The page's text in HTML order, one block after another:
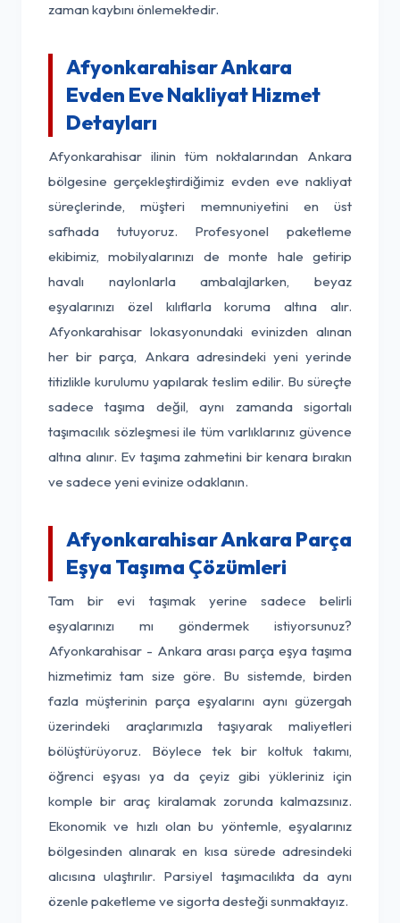
zaman kaybını önlemektedir.
Afyonkarahisar Ankara
Evden Eve Nakliyat Hizmet
Detayları
Afyonkarahisar ilinin tüm noktalarından Ankara
bölgesine gerçekleştirdiğimiz evden eve nakliyat
süreçlerinde, müşteri memnuniyetini en üst
safhada tutuyoruz. Profesyonel paketleme
ekibimiz, mobilyalarınızı de monte hale getirip
havalı naylonlarla ambalajlarken, beyaz
eşyalarınızı özel kılıflarla koruma altına alır.
Afyonkarahisar lokasyonundaki evinizden alınan
her bir parça, Ankara adresindeki yeni yerinde
titizlikle kurulumu yapılarak teslim edilir. Bu süreçte
sadece taşıma değil, aynı zamanda sigortalı
taşımacılık sözleşmesi ile tüm varlıklarınız güvence
altına alınır. Ev taşıma zahmetini bir kenara bırakın
ve sadece yeni evinize odaklanın.
Afyonkarahisar Ankara Parça
Eşya Taşıma Çözümleri
Tam bir evi taşımak yerine sadece belirli
eşyalarınızı mı göndermek istiyorsunuz?
Afyonkarahisar - Ankara arası parça eşya taşıma
hizmetimiz tam size göre. Bu sistemde, birden
fazla müşterinin parça eşyalarını aynı güzergah
üzerindeki araçlarımızla taşıyarak maliyetleri
bölüştürüyoruz. Böylece tek bir koltuk takımı,
öğrenci eşyası ya da çeyiz gibi yükleriniz için
komple bir araç kiralamak zorunda kalmazsınız.
Ekonomik ve hızlı olan bu yöntemle, eşyalarınız
bölgesinden alınarak en kısa sürede adresindeki
alıcısına ulaştırılır. Parsiyel taşımacılıkta da aynı
özenle paketleme ve sigorta desteği sunmaktayız.